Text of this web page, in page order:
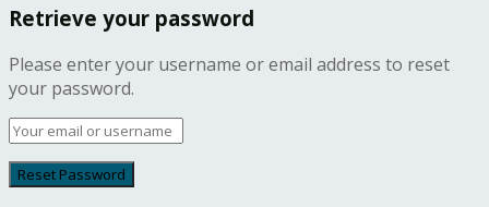
Retrieve your password
Please enter your username or email address to reset
your password.